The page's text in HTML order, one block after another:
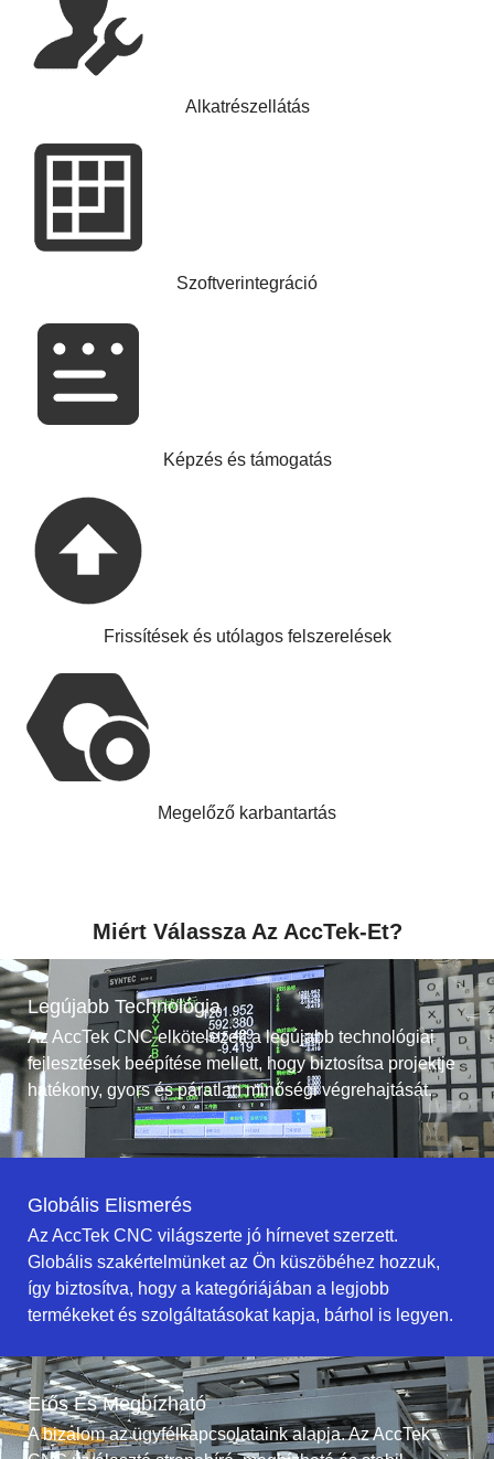
Alkatrészellátás
Szoftverintegráció
Képzés és támogatás
Frissítések és utólagos felszerelések
Megelőző karbantartás
Miért Válassza Az AccTek-Et?
Legújabb Technológia
Az AccTek CNC elkötelezett a legújabb technológiai
fejlesztések beépítése mellett, hogy biztosítsa projektje
hatékony, gyors és páratlan minőségi végrehajtását.
Erős És Megbízható
A bizalom az ügyfélkapcsolataink alapja. Az AccTek
Globális Elismerés
Az AccTek CNC világszerte jó hírnevet szerzett.
Globális szakértelmünket az Ön küszöbéhez hozzuk,
így biztosítva, hogy a kategóriájában a legjobb
termékeket és szolgáltatásokat kapja, bárhol is legyen.